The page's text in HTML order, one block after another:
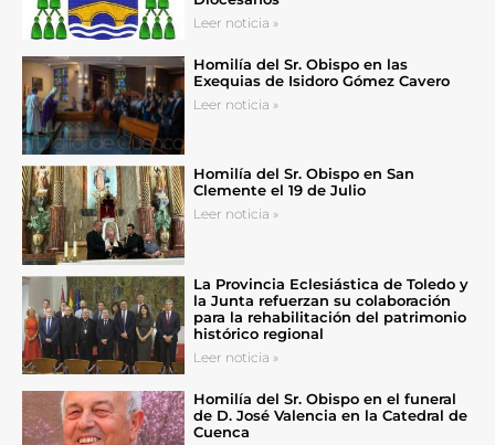
Leer noticia »
Homilía del Sr. Obispo en las
Exequias de Isidoro Gómez Cavero
Leer noticia »
Homilía del Sr. Obispo en San
Clemente el 19 de Julio
Leer noticia »
La Provincia Eclesiástica de Toledo y
la Junta refuerzan su colaboración
para la rehabilitación del patrimonio
histórico regional
Leer noticia »
Homilía del Sr. Obispo en el funeral
de D. José Valencia en la Catedral de
Cuenca